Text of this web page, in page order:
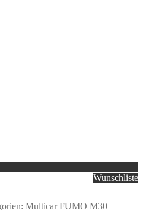
Wunschliste
Multicar FUMO M30